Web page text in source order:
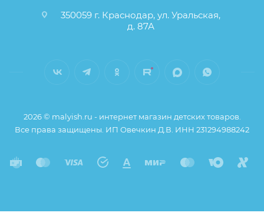
350059 г. Краснодар, ул. Уральская,
д. 87А
2026 © malyish.ru - интернет магазин детских товаров.
Все права защищены. ИП Овечкин Д.В. ИНН 231294988242